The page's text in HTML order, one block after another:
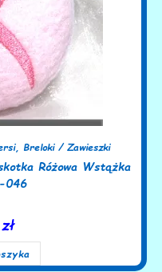
, Breloki / Zawieszki
Różowa Wstążka
046
zł